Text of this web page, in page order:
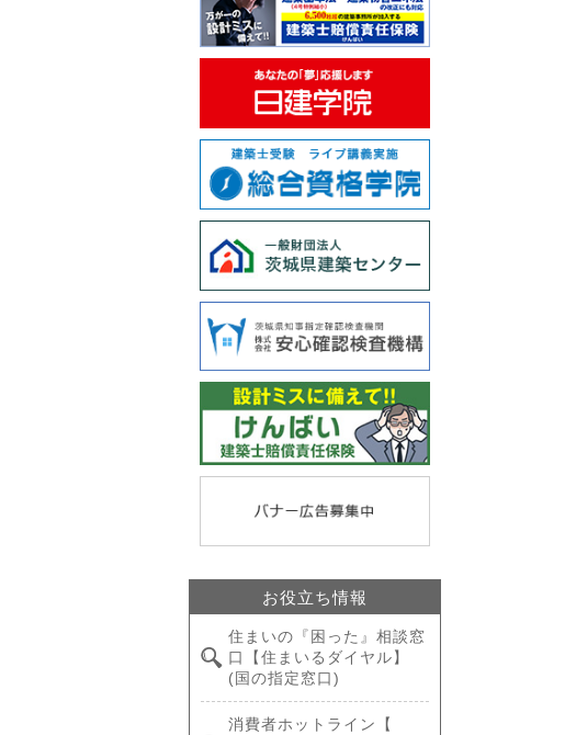
お役立ち情報
住まいの『困った』相談窓
口【住まいるダイヤル】
(国の指定窓口)
消費者ホットライン【